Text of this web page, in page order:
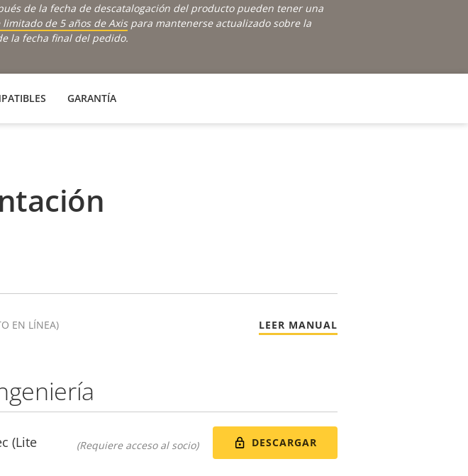
de la fecha de descatalogación del producto pueden tener una
de 5 años de Axispara mantenerse actualizado sobre la
la fecha final del pedido.
GARANTÍA
EN LÍNEA) LEER MANUAL
(Lite
(Requiere acceso al socio) DESCARGAR